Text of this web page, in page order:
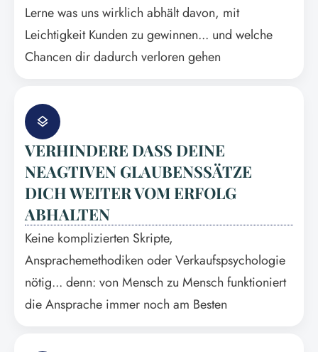
Lerne was uns wirklich abhält davon, mit
Leichtigkeit Kunden zu gewinnen... und welche
Chancen dir dadurch verloren gehen
VERHINDERE DASS DEINE
NEAGTIVEN GLAUBENSSÄTZE
DICH WEITER VOM ERFOLG
ABHALTEN
Keine komplizierten Skripte,
Ansprachemethodiken oder Verkaufspsychologie
nötig... denn: von Mensch zu Mensch funktioniert
die Ansprache immer noch am Besten